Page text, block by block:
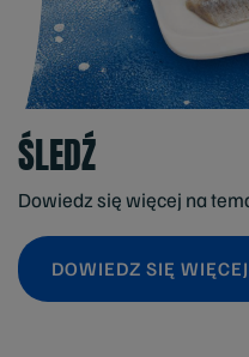
ŚLEDŹ
Dowiedz się więcej na
DOWIEDZ SIĘ WIĘCEJ